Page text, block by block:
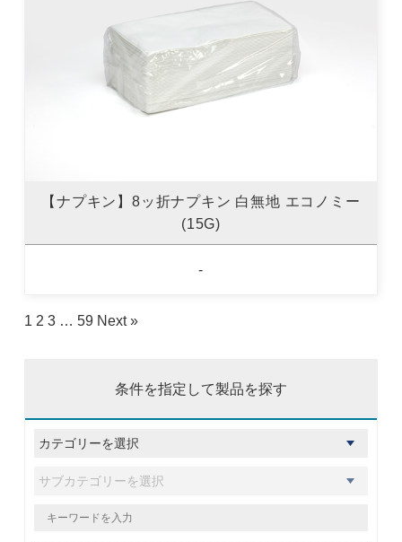
【ナプキン】8ッ折ナプキン 白無地 エコノミー
(15G)
-
1 2 3 … 59 Next »
条件を指定して製品を探す